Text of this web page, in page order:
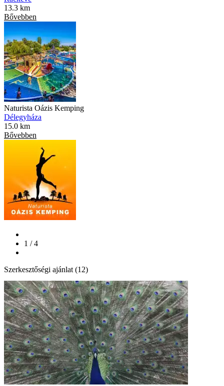
13.3 km
Bővebben
Naturista Oázis Kemping
Délegyháza
15.0 km
Bővebben
1 / 4
Szerkesztőségi ajánlat (12)